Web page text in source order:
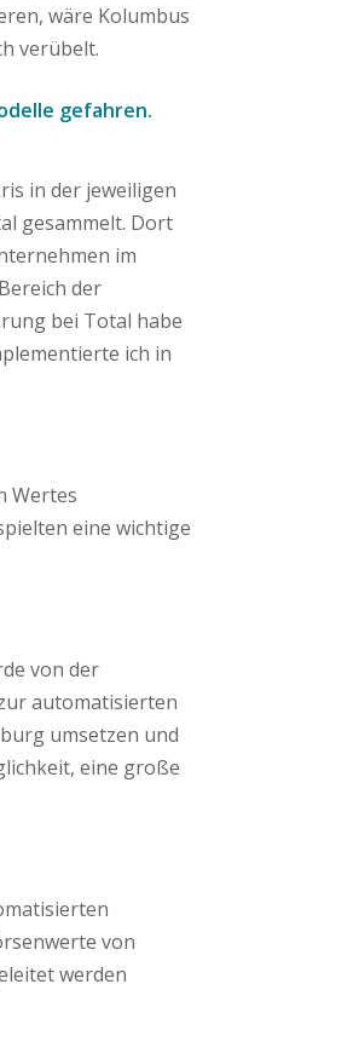
wäre Kolumbus
verübelt.
gefahren.
in der jeweiligen
gesammelt. Dort
im
der
bei Total habe
ich in
Wertes
eine wichtige
von der
automatisierten
umsetzen und
eine große
von
werden